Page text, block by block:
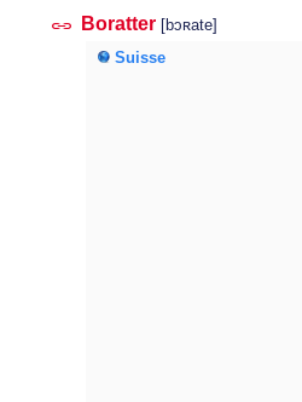
Boratter [bɔʀate]
Suisse